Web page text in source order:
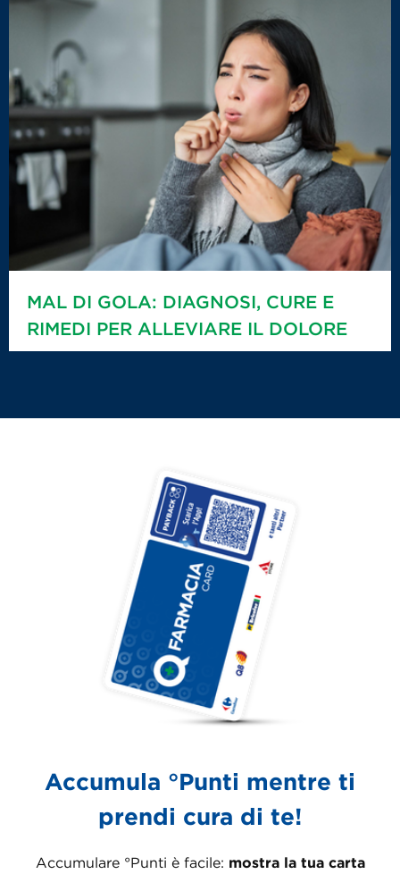
MAL DI GOLA: DIAGNOSI, CURE E
RIMEDI PER ALLEVIARE IL DOLORE
Accumula °Punti mentre ti
prendi cura di te!
Accumulare °Punti è facile: mostra la tua carta